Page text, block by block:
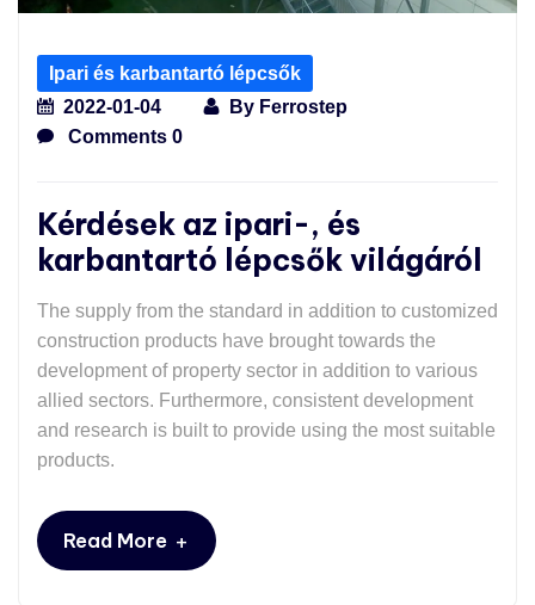
Ipari és karbantartó lépcsők
2022-01-04
By Ferrostep
Comments 0
Kérdések az ipari-, és
karbantartó lépcsők világáról
The supply from the standard in addition to customized
construction products have brought towards the
development of property sector in addition to various
allied sectors. Furthermore, consistent development
and research is built to provide using the most suitable
products.
Read More +